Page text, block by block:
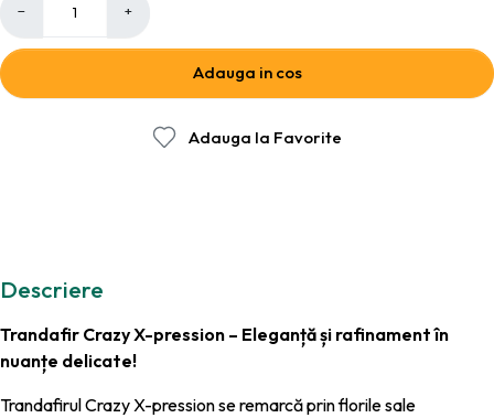
− +
Adauga in cos
Adauga la Favorite
Descriere
Trandafir Crazy X-pression – Eleganță și rafinament în
nuanțe delicate!
Trandafirul Crazy X-pression se remarcă prin florile sale